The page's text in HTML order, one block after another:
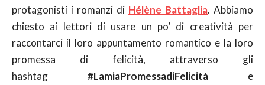
protagonisti i romanzi di Hélène Battaglia. Abbiamo
chiesto ai lettori di usare un po’ di creatività per
raccontarci il loro appuntamento romantico e la loro
promessa di felicità, attraverso gli
hashtag #LamiaPromessadiFelicità e